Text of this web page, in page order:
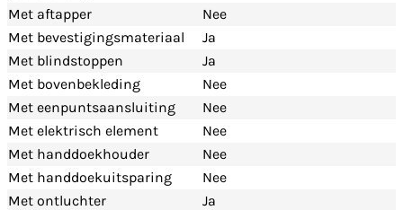
Met aftapper
Nee
Met bevestigingsmateriaal
Ja
Met blindstoppen
Ja
Met bovenbekleding
Nee
Met eenpuntsaansluiting
Nee
Met elektrisch element
Nee
Met handdoekhouder
Nee
Met handdoekuitsparing
Nee
Met ontluchter
Ja